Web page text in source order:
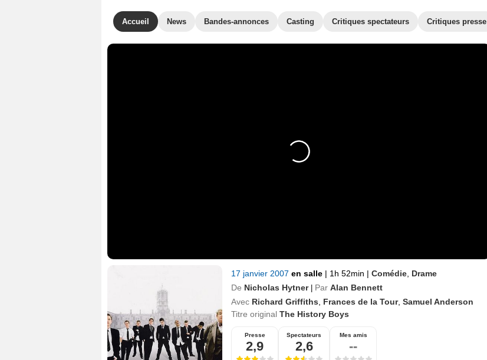
Accueil News Bandes-annonces Casting Critiques spectateurs Critiques presse
17 janvier 2007 en salle | 1h 52min | Comédie Drame
De Nicholas Hytner | Par Alan Bennett
Avec Richard Griffiths Frances de la Tour, Samuel Anderson
Titre original The History Boys
Presse
2,9
Spectateurs
2,6
Mes amis
--